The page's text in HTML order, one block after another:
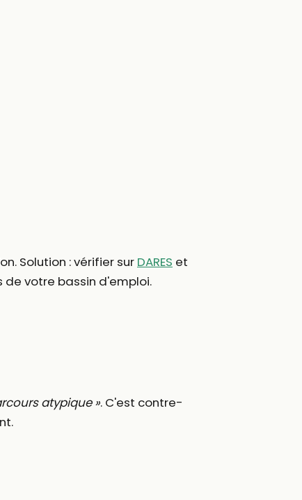
Solution : vérifier sur DARES et
votre bassin d'emploi.
atypique ». C'est contre-